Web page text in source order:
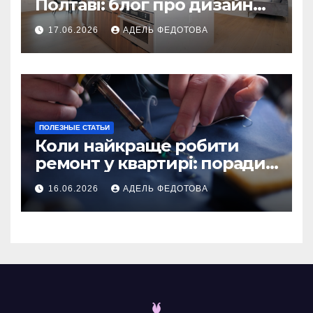
Полтаві: блог про дизайн
інтер\’єру
17.06.2026 АДЕЛЬ ФЕДОТОВА
ПОЛЕЗНЫЕ СТАТЬИ
Коли найкраще робити
ремонт у квартирі: поради
та особливості 2026
16.06.2026 АДЕЛЬ ФЕДОТОВА